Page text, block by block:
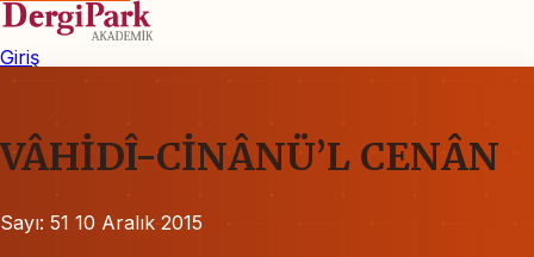
Giriş
VÂHİDÎ-CİNÂNÜ’L CENÂN
Sayı: 51 10 Aralık 2015